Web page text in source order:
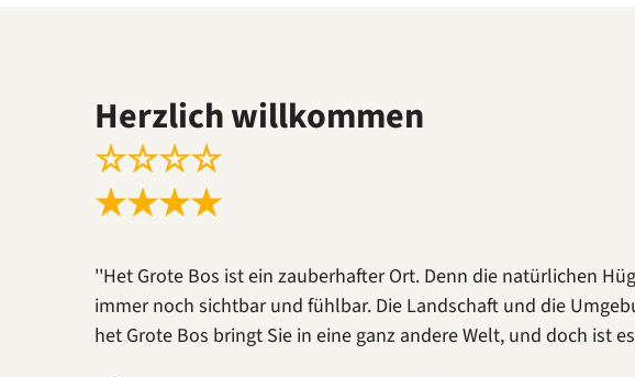
Herzlich willkommen
☆☆☆☆
★★★★
''Het Grote Bos ist ein zauberhafter Ort. Denn die natürlichen
immer noch sichtbar und fühlbar. Die Landschaft und die
het Grote Bos bringt Sie in eine ganz andere Welt, und doch ist